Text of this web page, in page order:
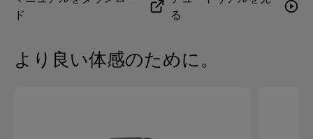
サイドメッキ
ブルーPC-ABSサイド
THD+N* ： 0.001%｜飽和：0｜バックグラウンドノイ
ズ 0 dB SPL 1m (*全高調波歪み+ノイズ)
周波数応答（帯域幅）
Spotify コネクト
Bluetooth : A2DおよびAVRCPプロファイル、AAC、
Roon Ready (最大24ビット/96kHz入力)
UPnP レンダラー（最大24bit/96kHzまで入力可能）
れたソース上で音量をコントロールすることがで
Phantom IIに接続されたすべての音源のボリュームをデ
ド
る
より良い体感のために。